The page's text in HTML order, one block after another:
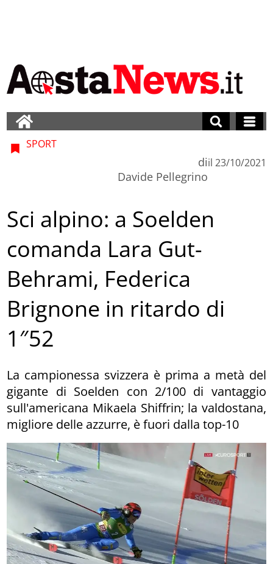
SPORT
di
Davide Pellegrino
il 23/10/2021
Sci alpino: a Soelden
comanda Lara Gut-
Behrami, Federica
Brignone in ritardo di
1″52
La campionessa svizzera è prima a metà del
gigante di Soelden con 2/100 di vantaggio
sull'americana Mikaela Shiffrin; la valdostana,
migliore delle azzurre, è fuori dalla top-10